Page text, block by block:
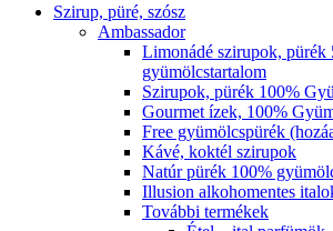
Szirup, püré, szósz
Ambassador
Limonádé szirupok, pürék
gyümölcstartalom
Szirupok, pürék 100%
Gourmet ízek, 100%
Free gyümölcspürék
Kávé, koktél szirupok
Natúr pürék 100%
Illusion alkohomentes
További termékek